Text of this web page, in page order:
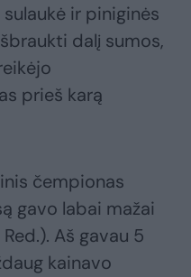
ir piniginės
dalį sumos,
prieš karą
čempionas
gavo labai mažai
Aš gavau 5
kainavo